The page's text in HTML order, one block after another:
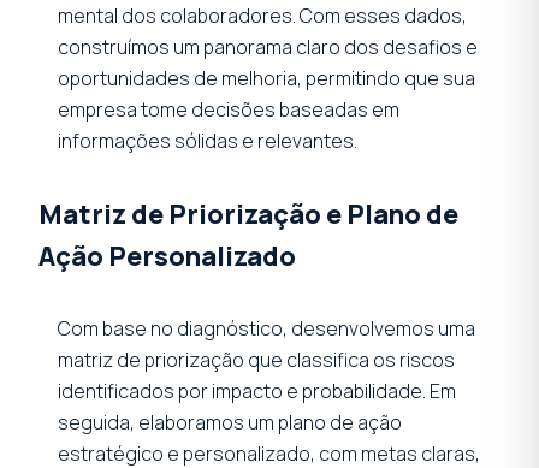
mental dos colaboradores. Com esses dados,
construímos um panorama claro dos desafios e
oportunidades de melhoria, permitindo que sua
empresa tome decisões baseadas em
informações sólidas e relevantes.
Matriz de Priorização e Plano de
Ação Personalizado
Com base no diagnóstico, desenvolvemos uma
matriz de priorização que classifica os riscos
identificados por impacto e probabilidade. Em
seguida, elaboramos um plano de ação
estratégico e personalizado, com metas claras,